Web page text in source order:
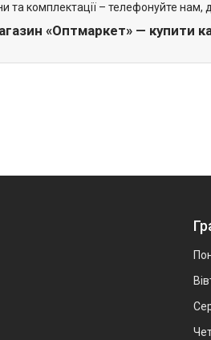
та комплектації – телефонуйте нам,
«Оптмаркет» — купити